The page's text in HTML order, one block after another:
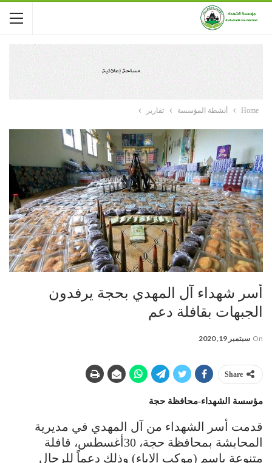
Home أنشطة المؤسسة تقارير
أسر شهداء آل المهدي بحجة يرفدون
الجبهات بقافلة دعم
On سبتمبر 19, 2020
Share
مؤسسة الشهداء-محافظة حجة
قدمت أسر الشهداء من آل المهدي في مديرية
المحابشة بمحافظة حجة، 30أغسطس، قافلة
متنوعة باسم (موكب الإباء) وذلك دعماً للرجال